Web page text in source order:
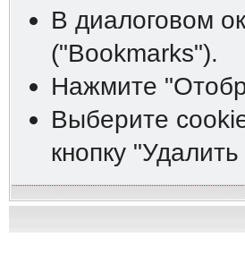
В диалоговом
("Bookmarks").
Нажмите
Выберите
кнопку